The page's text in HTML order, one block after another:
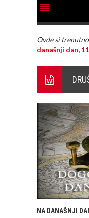
Ovde si
današnji dan,
NA DANAŠNJI